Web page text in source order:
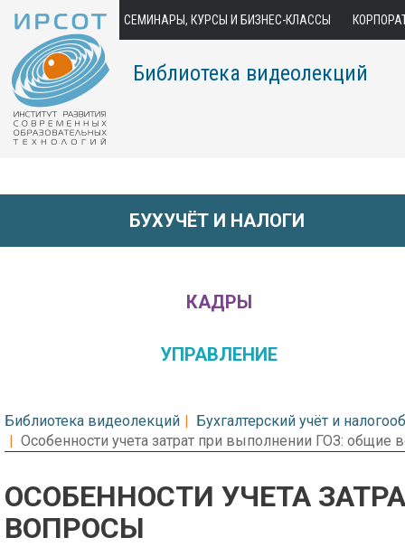
СЕМИНАРЫ, КУРСЫ И БИЗНЕС-КЛАССЫ
Библиотека видеолекций
БУХУЧЁТ И НАЛОГИ
КАДРЫ
УПРАВЛЕНИЕ
Библиотека видеолекций
Бухгалтерский учёт и
Особенности учета затрат при выполнении ГОЗ: общие
ОСОБЕННОСТИ УЧЕТА
ВОПРОСЫ